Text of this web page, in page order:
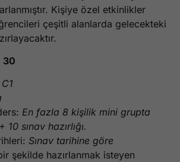
Kişiye özel etkinlikler
çeşitli alanlarda gelecekteki
30
En fazla 8 kişilik mini grupta
sınav hazırlığı.
Sınav tarihine göre
şekilde hazırlanmak isteyen